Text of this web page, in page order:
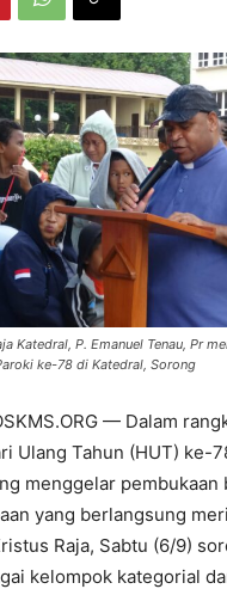
Katedral, P. Emanuel Tenau, Pr
ke-78 di Katedral, Sorong
— Dalam
Ulang Tahun (HUT) ke-
menggelar pembukaan
yang berlangsung
Raja, Sabtu (6/9)
kelompok kategorial